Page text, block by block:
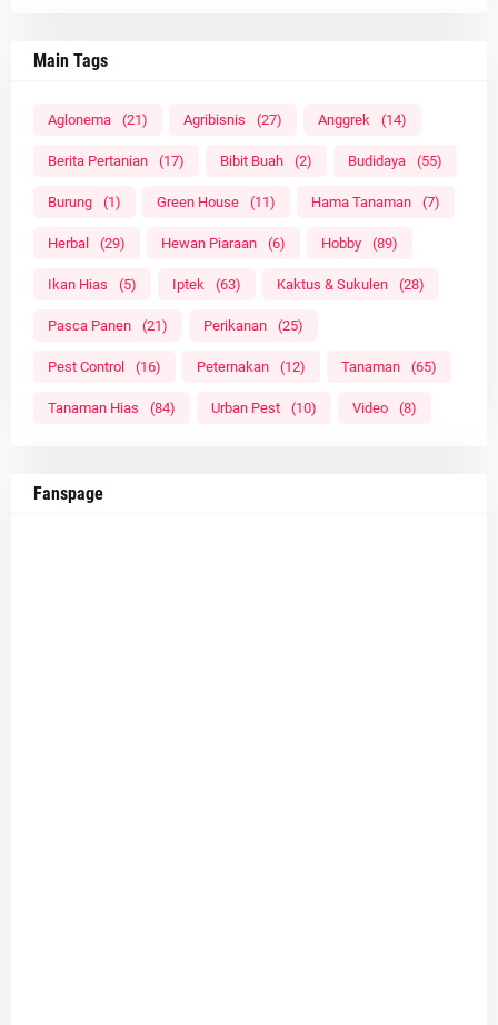
Main Tags
Aglonema (21) Agribisnis (27) Anggrek (14)
Berita Pertanian (17) Bibit Buah (2) Budidaya (55)
Burung (1) Green House (11) Hama Tanaman (7)
Herbal (29) Hewan Piaraan (6) Hobby (89)
Ikan Hias (5) Iptek (63) Kaktus & Sukulen (28)
Pasca Panen (21) Perikanan (25)
Pest Control (16) Peternakan (12) Tanaman (65)
Tanaman Hias (84) Urban Pest (10) Video (8)
Fanspage